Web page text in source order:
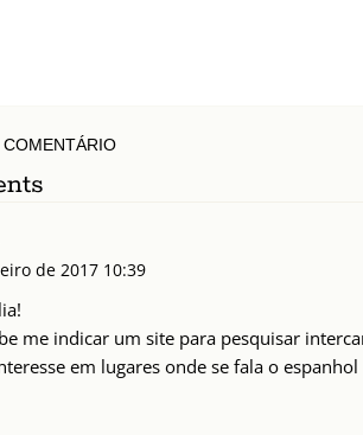
COMENTÁRIO
de 2017 10:39
me indicar um site para pesquisar
em lugares onde se fala o